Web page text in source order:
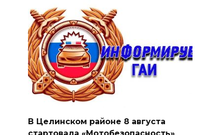
В Целинском районе 8 августа